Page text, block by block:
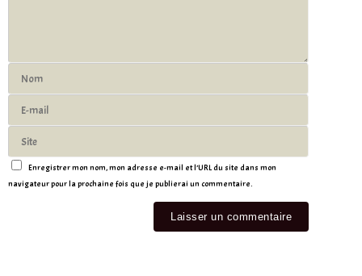
Enregistrer mon nom, mon adresse e-mail et l’URL du site dans mon
navigateur pour la prochaine fois que je publierai un commentaire.